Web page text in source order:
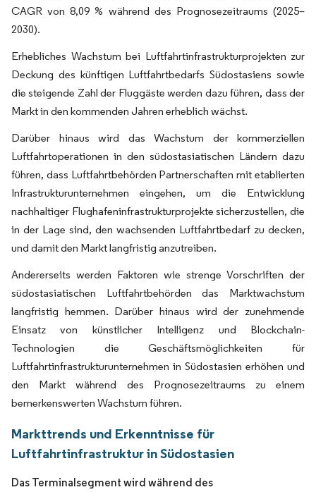
CAGR von 8,09 % während des Prognosezeitraums (2025–
2030).
Erhebliches Wachstum bei Luftfahrtinfrastrukturprojekten zur
Deckung des künftigen Luftfahrtbedarfs Südostasiens sowie
die steigende Zahl der Fluggäste werden dazu führen, dass der
Markt in den kommenden Jahren erheblich wächst.
Darüber hinaus wird das Wachstum der kommerziellen
Luftfahrtoperationen in den südostasiatischen Ländern dazu
führen, dass Luftfahrtbehörden Partnerschaften mit etablierten
Infrastrukturunternehmen eingehen, um die Entwicklung
nachhaltiger Flughafeninfrastrukturprojekte sicherzustellen, die
in der Lage sind, den wachsenden Luftfahrtbedarf zu decken,
und damit den Markt langfristig anzutreiben.
Andererseits werden Faktoren wie strenge Vorschriften der
südostasiatischen Luftfahrtbehörden das Marktwachstum
langfristig hemmen. Darüber hinaus wird der zunehmende
Einsatz von künstlicher Intelligenz und Blockchain-
Technologien die Geschäftsmöglichkeiten für
Luftfahrtinfrastrukturunternehmen in Südostasien erhöhen und
den Markt während des Prognosezeitraums zu einem
bemerkenswerten Wachstum führen.
Markttrends und Erkenntnisse für
Luftfahrtinfrastruktur in Südostasien
Das Terminalsegment wird während des